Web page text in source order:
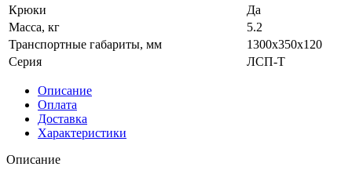
Крюки
Да
Масса, кг
5.2
Транспортные габариты, мм
1300x350x120
Серия
ЛСП-Т
Описание
Оплата
Доставка
Характеристики
Описание